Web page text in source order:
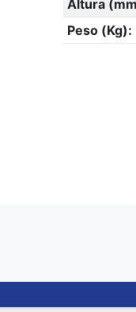
Altura
Peso (Kg):